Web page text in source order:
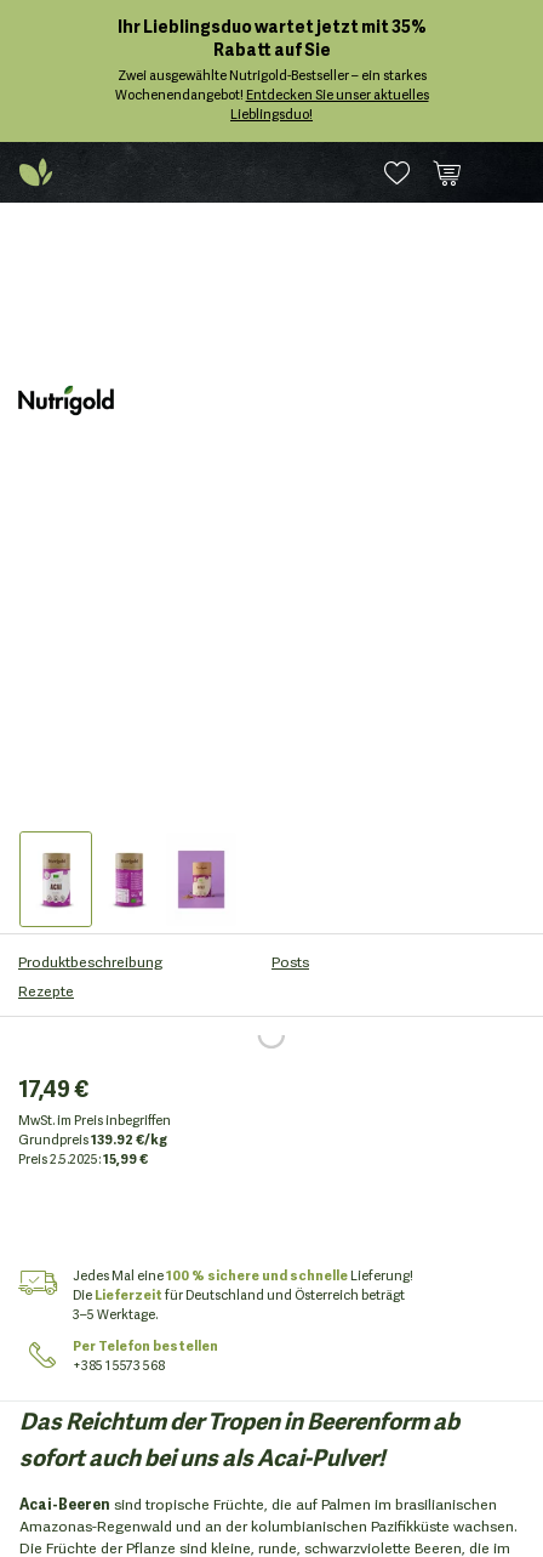
Ihr Lieblingsduo wartet jetzt mit 35%
Rabatt auf Sie
Zwei ausgewählte Nutrigold-Bestseller – ein starkes
Wochenendangebot! Entdecken Sie unser aktuelles
Lieblingsduo!
Produktbeschreibung
Posts
Rezepte
17,49 €
MwSt. im Preis inbegriffen
Grundpreis139.92 €/kg
Preis2.5.2025:15,99 €
Jedes Mal eine100 % sichere und schnelleLieferung!
DieLieferzeitfür Deutschland und Österreich beträgt
3–5 Werktage.
Per Telefon bestellen
+385 1 5573 568
Das Reichtum der Tropen in Beerenform ab
sofort auch bei uns als Acai-Pulver!
Acai-Beeren sind tropische Früchte, die auf Palmen im brasilianischen
Amazonas-Regenwald und an der kolumbianischen Pazifikküste wachsen.
Die Früchte der Pflanze sind kleine, runde, schwarzviolette Beeren, die im